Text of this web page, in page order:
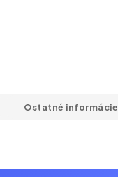
Ostatné informácie